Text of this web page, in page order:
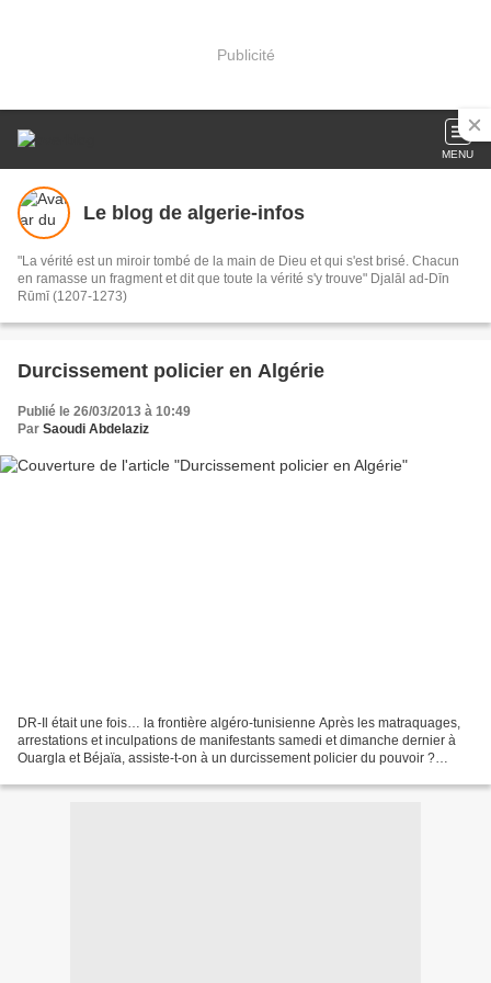
Publicité
MENU
Le blog de algerie-infos
"La vérité est un miroir tombé de la main de Dieu et qui s'est brisé. Chacun
en ramasse un fragment et dit que toute la vérité s'y trouve" Djalāl ad-Dīn
Rūmī (1207-1273)
Durcissement policier en Algérie
Publié le 26/03/2013 à 10:49
Par Saoudi Abdelaziz
DR-Il était une fois… la frontière algéro-tunisienne Après les matraquages,
arrestations et inculpations de manifestants samedi et dimanche dernier à
Ouargla et Béjaïa, assiste-t-on à un durcissement policier du pouvoir ?